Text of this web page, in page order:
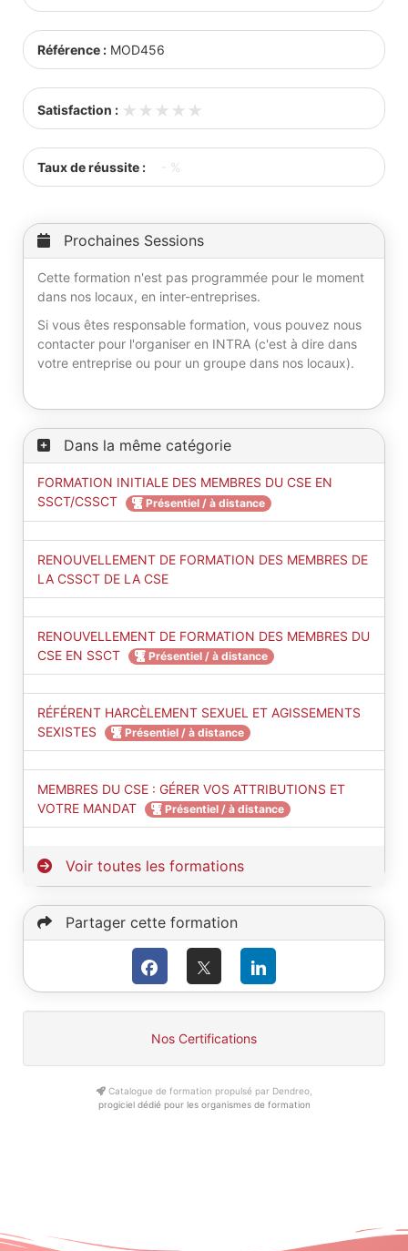
Référence : MOD456
Satisfaction : ★★★★★
★★★★★
Taux de réussite : - %
Prochaines Sessions
Cette formation n'est pas programmée pour le moment
dans nos locaux, en inter-entreprises.
Si vous êtes responsable formation, vous pouvez nous
contacter pour l'organiser en INTRA (c'est à dire dans
votre entreprise ou pour un groupe dans nos locaux).
Dans la même catégorie
FORMATION INITIALE DES MEMBRES DU CSE EN
SSCT/CSSCT
Présentiel / à distance
RENOUVELLEMENT DE FORMATION DES MEMBRES DE
LA CSSCT DE LA CSE
RENOUVELLEMENT DE FORMATION DES MEMBRES DU
CSE EN SSCT
Présentiel / à distance
RÉFÉRENT HARCÈLEMENT SEXUEL ET AGISSEMENTS
SEXISTES
Présentiel / à distance
MEMBRES DU CSE : GÉRER VOS ATTRIBUTIONS ET
VOTRE MANDAT
Présentiel / à distance
Voir toutes les formations
Partager cette formation
Nos Certifications
Catalogue de formation propulsé par Dendreo,
progiciel dédié pour les organismes de formation